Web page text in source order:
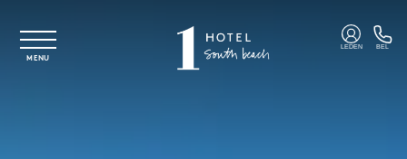
MENU
LEDEN BEL